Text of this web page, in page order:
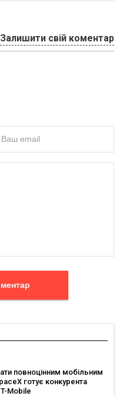
Залишити свій коментар
коментар
повноцінним мобільним
готує конкурента
Mobile